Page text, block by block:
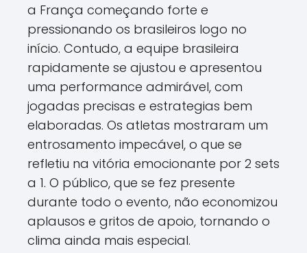
a França começando forte e
pressionando os brasileiros logo no
início. Contudo, a equipe brasileira
rapidamente se ajustou e apresentou
uma performance admirável, com
jogadas precisas e estrategias bem
elaboradas. Os atletas mostraram um
entrosamento impecável, o que se
refletiu na vitória emocionante por 2 sets
a 1. O público, que se fez presente
durante todo o evento, não economizou
aplausos e gritos de apoio, tornando o
clima ainda mais especial.